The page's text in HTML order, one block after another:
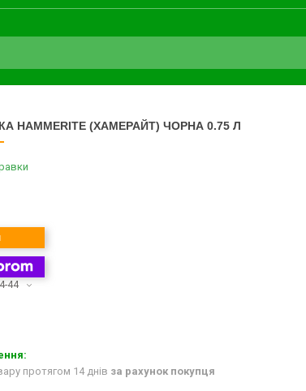
HAMMERITE (ХАМЕРАЙТ) ЧОРНА 0.75 Л
44
протягом 14 днів за рахунок покупця